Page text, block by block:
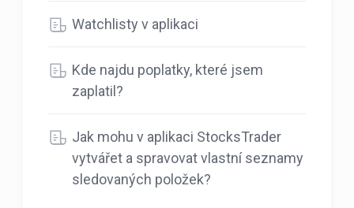
Watchlisty v aplikaci
Kde najdu poplatky, které jsem
zaplatil?
Jak mohu v aplikaci StocksTrader
vytvářet a spravovat vlastní seznamy
sledovaných položek?